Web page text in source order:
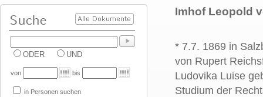
ODER UND
von bis
in Personen suchen
Imhof Leopold
* 7.7. 1869 in
von Rupert
Ludovika Luise
Studium der